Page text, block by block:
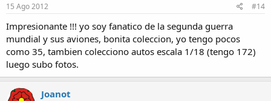
15 Ago 2012 #14
Impresionante !!! yo soy fanatico de la segunda guerra
mundial y sus aviones, bonita coleccion, yo tengo pocos
como 35, tambien colecciono autos escala 1/18 (tengo 172)
luego subo fotos.
Joanot